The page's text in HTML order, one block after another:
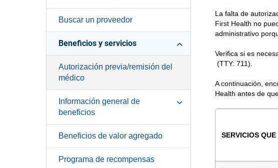
Buscar un proveedor
Beneficios y servicios
Autorización previa/remisión del
médico
Información general de
beneficios
Beneficios de valor agregado
Programa de recompensas
La falta de
First Health no
administrativo
Verifica si es
Sitio Externo
(TTY: 711).
A continuación,
Health antes de
SERVICIOS